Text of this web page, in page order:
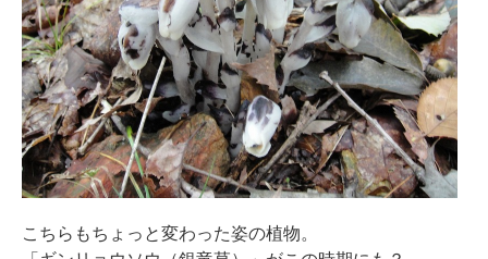
こちらもちょっと変わった姿の植物。